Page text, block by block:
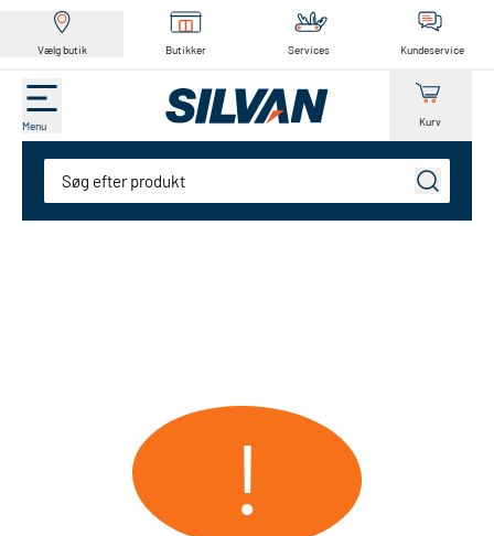
Vælg butik Butikker Services Kundeservice
Menu Kurv
Søg
!